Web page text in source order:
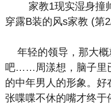
家教1现实湿身撞帅
穿露B装的风s家教 (第
年轻的领导，那大概
吧……周漾想，脑子里
的中年男人的形象。
张喋喋不休的嘴才终于